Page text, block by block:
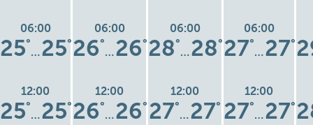
06:00
25°
…25°
12:00
25°
…25°
06:00
26°
…26°
12:00
26°
…26°
06:00
28°
…28°
12:00
27°
…27°
06:00
27°
…27°
12:00
27°
…27°